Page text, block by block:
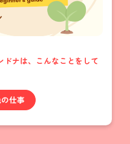
ナは、こんなことをして
仕事